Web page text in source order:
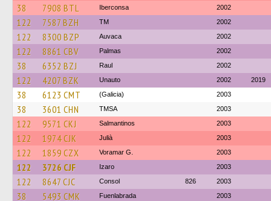
38 7908 BTL Iberconsa 2002
122 7587 BZH TM 2002
122 8300 BZP Auvaca 2002
122 8861 CBV Palmas 2002
38 6352 BZJ Raul 2002
122 4207 BZK Unauto 2002 2019
38 6123 CMT (Galicia) 2003
38 3601 CHN TMSA 2003
122 9571 CKJ Salmantinos 2003
122 1974 CJK Julià 2003
122 1859 CZX Voramar G. 2003
122 3726 CJF Izaro 2003
122 8647 CJC Consol 826 2003
38 5493 CMK Fuenlabrada 2003